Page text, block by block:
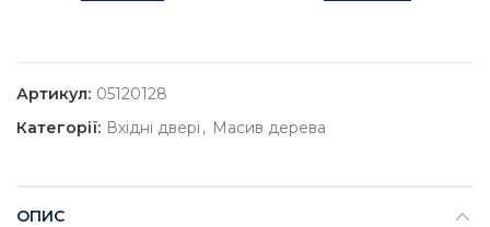
Артикул: 05120128
Категорії: Вхідні двері , Масив дерева
ОПИС